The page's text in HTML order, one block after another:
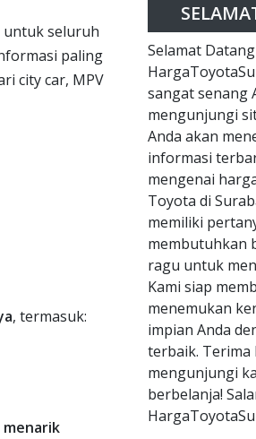
untuk seluruh
paling
city car, MPV
, termasuk:
menarik
Selamat
sangat senang
mengunjungi
Anda akan
informasi
mengenai
Toyota di
memiliki
membutuhkan
ragu untuk
Kami siap
menemukan
impian Anda
terbaik. Terima
mengunjungi
berbelanja!